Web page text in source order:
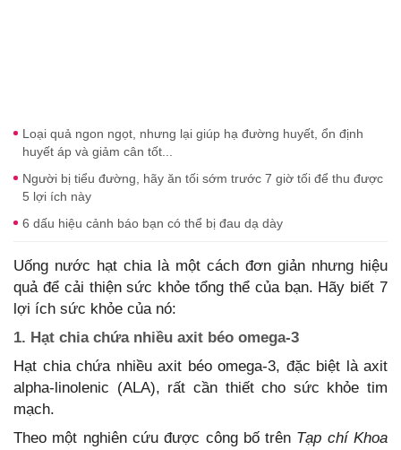
Loại quả ngon ngọt, nhưng lại giúp hạ đường huyết, ổn định
huyết áp và giảm cân tốt...
Người bị tiểu đường, hãy ăn tối sớm trước 7 giờ tối để thu được
5 lợi ích này
6 dấu hiệu cảnh báo bạn có thể bị đau dạ dày
Uống nước hạt chia là một cách đơn giản nhưng hiệu
quả để cải thiện sức khỏe tổng thể của bạn. Hãy biết 7
lợi ích sức khỏe của nó:
1. Hạt chia chứa nhiều axit béo omega-3
Hạt chia chứa nhiều axit béo omega-3, đặc biệt là axit
alpha-linolenic (ALA), rất cần thiết cho sức khỏe tim
mạch.
Theo một nghiên cứu được công bố trên Tạp chí Khoa